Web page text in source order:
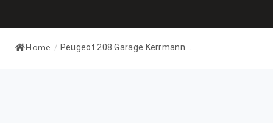
Home / Peugeot 208 Garage Kerrmann...